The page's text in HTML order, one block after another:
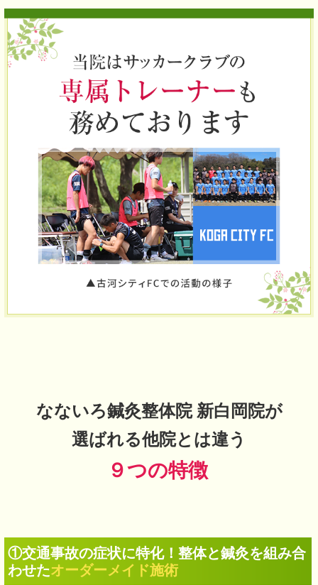
なないろ鍼灸整体院 新白岡院が
選ばれる他院とは違う
９つの特徴
①交通事故の症状に特化！整体と鍼灸を組み合
わせたオーダーメイド施術